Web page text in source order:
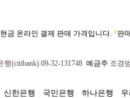
현금 온라인 결제 판매 가격입니다. *판
행(citibank) 09-32-131748 예금주 조경범
신한은행 국민은행 하나은행